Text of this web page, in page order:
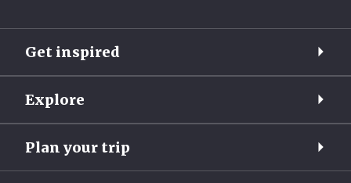
Get inspired
Explore
Plan your trip